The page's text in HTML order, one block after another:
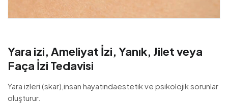
Yara izi, Ameliyat İzi, Yanık, Jilet veya
Faça İzi Tedavisi
Yara izleri (skar),insan hayatındaestetik ve psikolojik sorunlar
oluşturur.